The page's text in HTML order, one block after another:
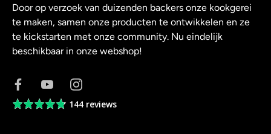
Door op verzoek van duizenden backers onze kookgerei
te maken, samen onze producten te ontwikkelen en ze
te kickstarten met onze community. Nu eindelijk
beschikbaar in onze webshop!
Average144 reviews